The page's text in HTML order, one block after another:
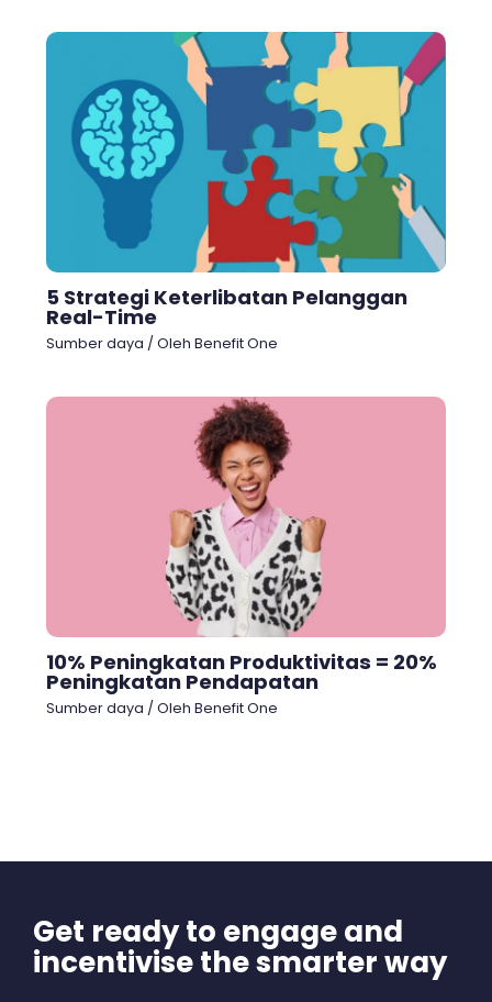
5 Strategi Keterlibatan Pelanggan
Real-Time
Sumber daya / Oleh Benefit One
10% Peningkatan Produktivitas = 20%
Peningkatan Pendapatan
Sumber daya / Oleh Benefit One
Get ready to engage and
incentivise the smarter way